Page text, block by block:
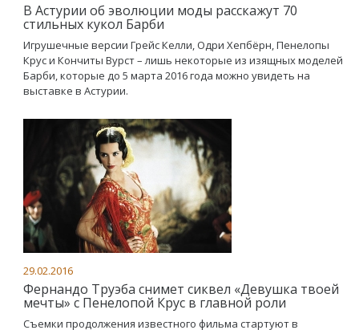
В Астурии об эволюции моды расскажут 70
стильных кукол Барби
Игрушечные версии Грейс Келли, Одри Хепбёрн, Пенелопы
Крус и Кончиты Вурст – лишь некоторые из изящных моделей
Барби, которые до 5 марта 2016 года можно увидеть на
выставке в Астурии.
29.02.2016
Фернандо Труэба снимет сиквел «Девушка твоей
мечты» с Пенелопой Крус в главной роли
Съемки продолжения известного фильма стартуют в